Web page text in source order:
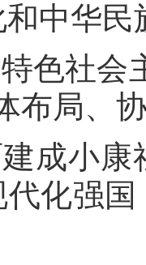
和中华
色社会
布局、
成小
代化强